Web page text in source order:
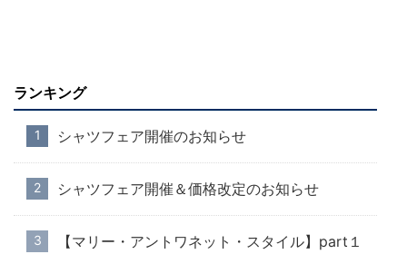
ランキング
シャツフェア開催のお知らせ
シャツフェア開催＆価格改定のお知らせ
【マリー・アントワネット・スタイル】part１